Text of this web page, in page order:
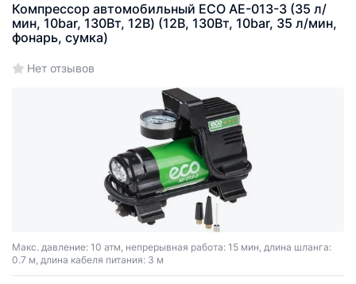
Компрессор автомобильный ECO AE-013-3 (35 л/
мин, 10bar, 130Вт, 12В) (12В, 130Вт, 10bar, 35 л/мин,
фонарь, сумка)
Нет отзывов
Макс. давление: 10 атм, непрерывная работа: 15 мин, длина шланга:
0.7 м, длина кабеля питания: 3 м